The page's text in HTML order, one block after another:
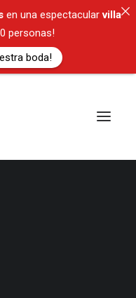
en una espectacularvilla
personas!
boda!